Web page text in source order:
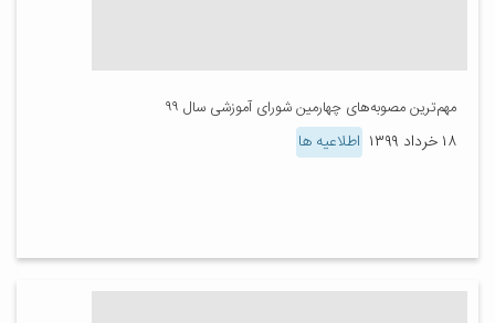
مهم‌ترین مصوبه‌های چهارمین شورای آموزشی سال ۹۹
۱۸ خرداد ۱۳۹۹ اطلاعیه ها